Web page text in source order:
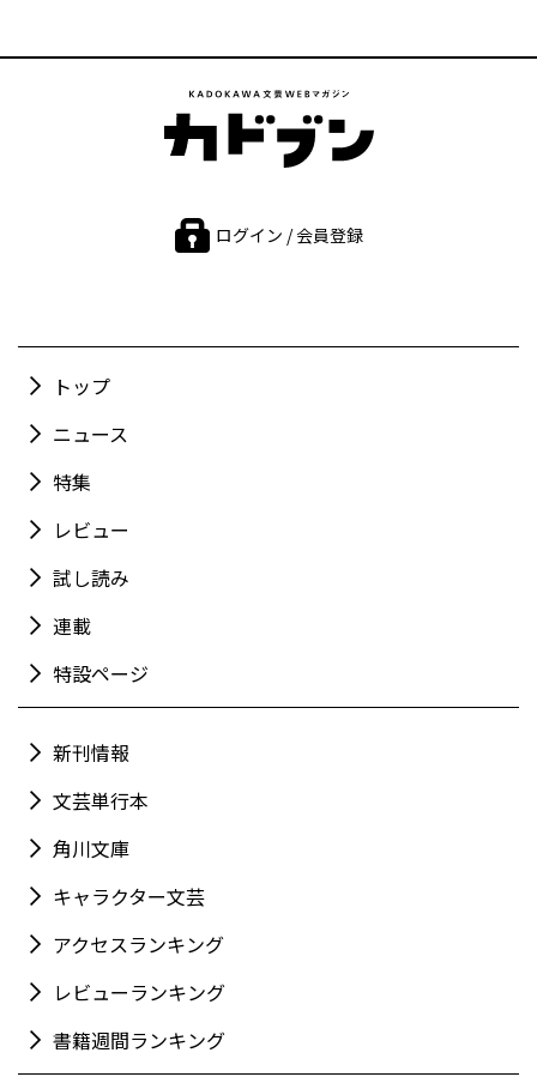
ログイン / 会員登録
トップ
ニュース
特集
レビュー
試し読み
連載
特設ページ
新刊情報
文芸単行本
角川文庫
キャラクター文芸
アクセスランキング
レビューランキング
書籍週間ランキング